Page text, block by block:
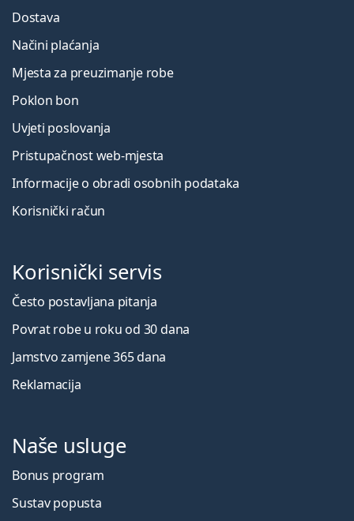
Dostava
Načini plaćanja
Mjesta za preuzimanje robe
Poklon bon
Uvjeti poslovanja
Pristupačnost web-mjesta
Informacije o obradi osobnih podataka
Korisnički račun
Korisnički servis
Često postavljana pitanja
Povrat robe u roku od 30 dana
Jamstvo zamjene 365 dana
Reklamacija
Naše usluge
Bonus program
Sustav popusta